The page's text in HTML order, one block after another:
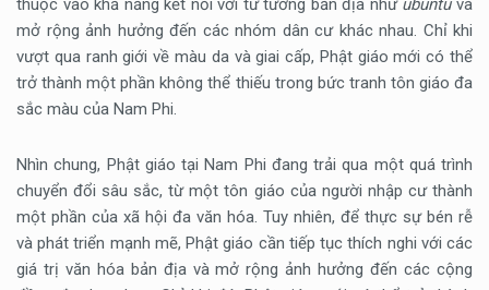
thuộc vào khả năng kết nối với tư tưởng bản địa như ubuntuvà
mở rộng ảnh hưởng đến các nhóm dân cư khác nhau. Chỉ khi
vượt qua ranh giới về màu da và giai cấp, Phật giáo mới có thể
trở thành một phần không thể thiếu trong bức tranh tôn giáo đa
sắc màu của Nam Phi.
Nhìn chung, Phật giáo tại Nam Phi đang trải qua một quá trình
chuyển đổi sâu sắc, từ một tôn giáo của người nhập cư thành
một phần của xã hội đa văn hóa. Tuy nhiên, để thực sự bén rễ
và phát triển mạnh mẽ, Phật giáo cần tiếp tục thích nghi với các
giá trị văn hóa bản địa và mở rộng ảnh hưởng đến các cộng